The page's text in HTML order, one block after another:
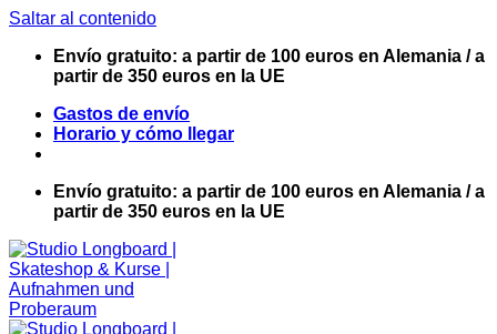
Saltar al contenido
Envío gratuito: a partir de 100 euros en Alemania / a
partir de 350 euros en la UE
Gastos de envío
Horario y cómo llegar
Envío gratuito: a partir de 100 euros en Alemania / a
partir de 350 euros en la UE